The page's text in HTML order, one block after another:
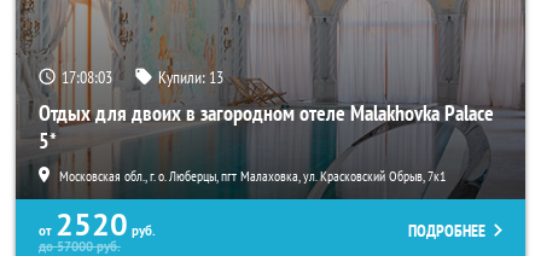
17:08:02 Купили: 13
Отдых для двоих в загородном отеле Malakhovka Palace
5*
Московская обл., г. о. Люберцы, пгт Малаховка, ул. Красковский Обрыв, 7к1
от 2520 руб.
до57000руб.
ПОДРОБНЕЕ